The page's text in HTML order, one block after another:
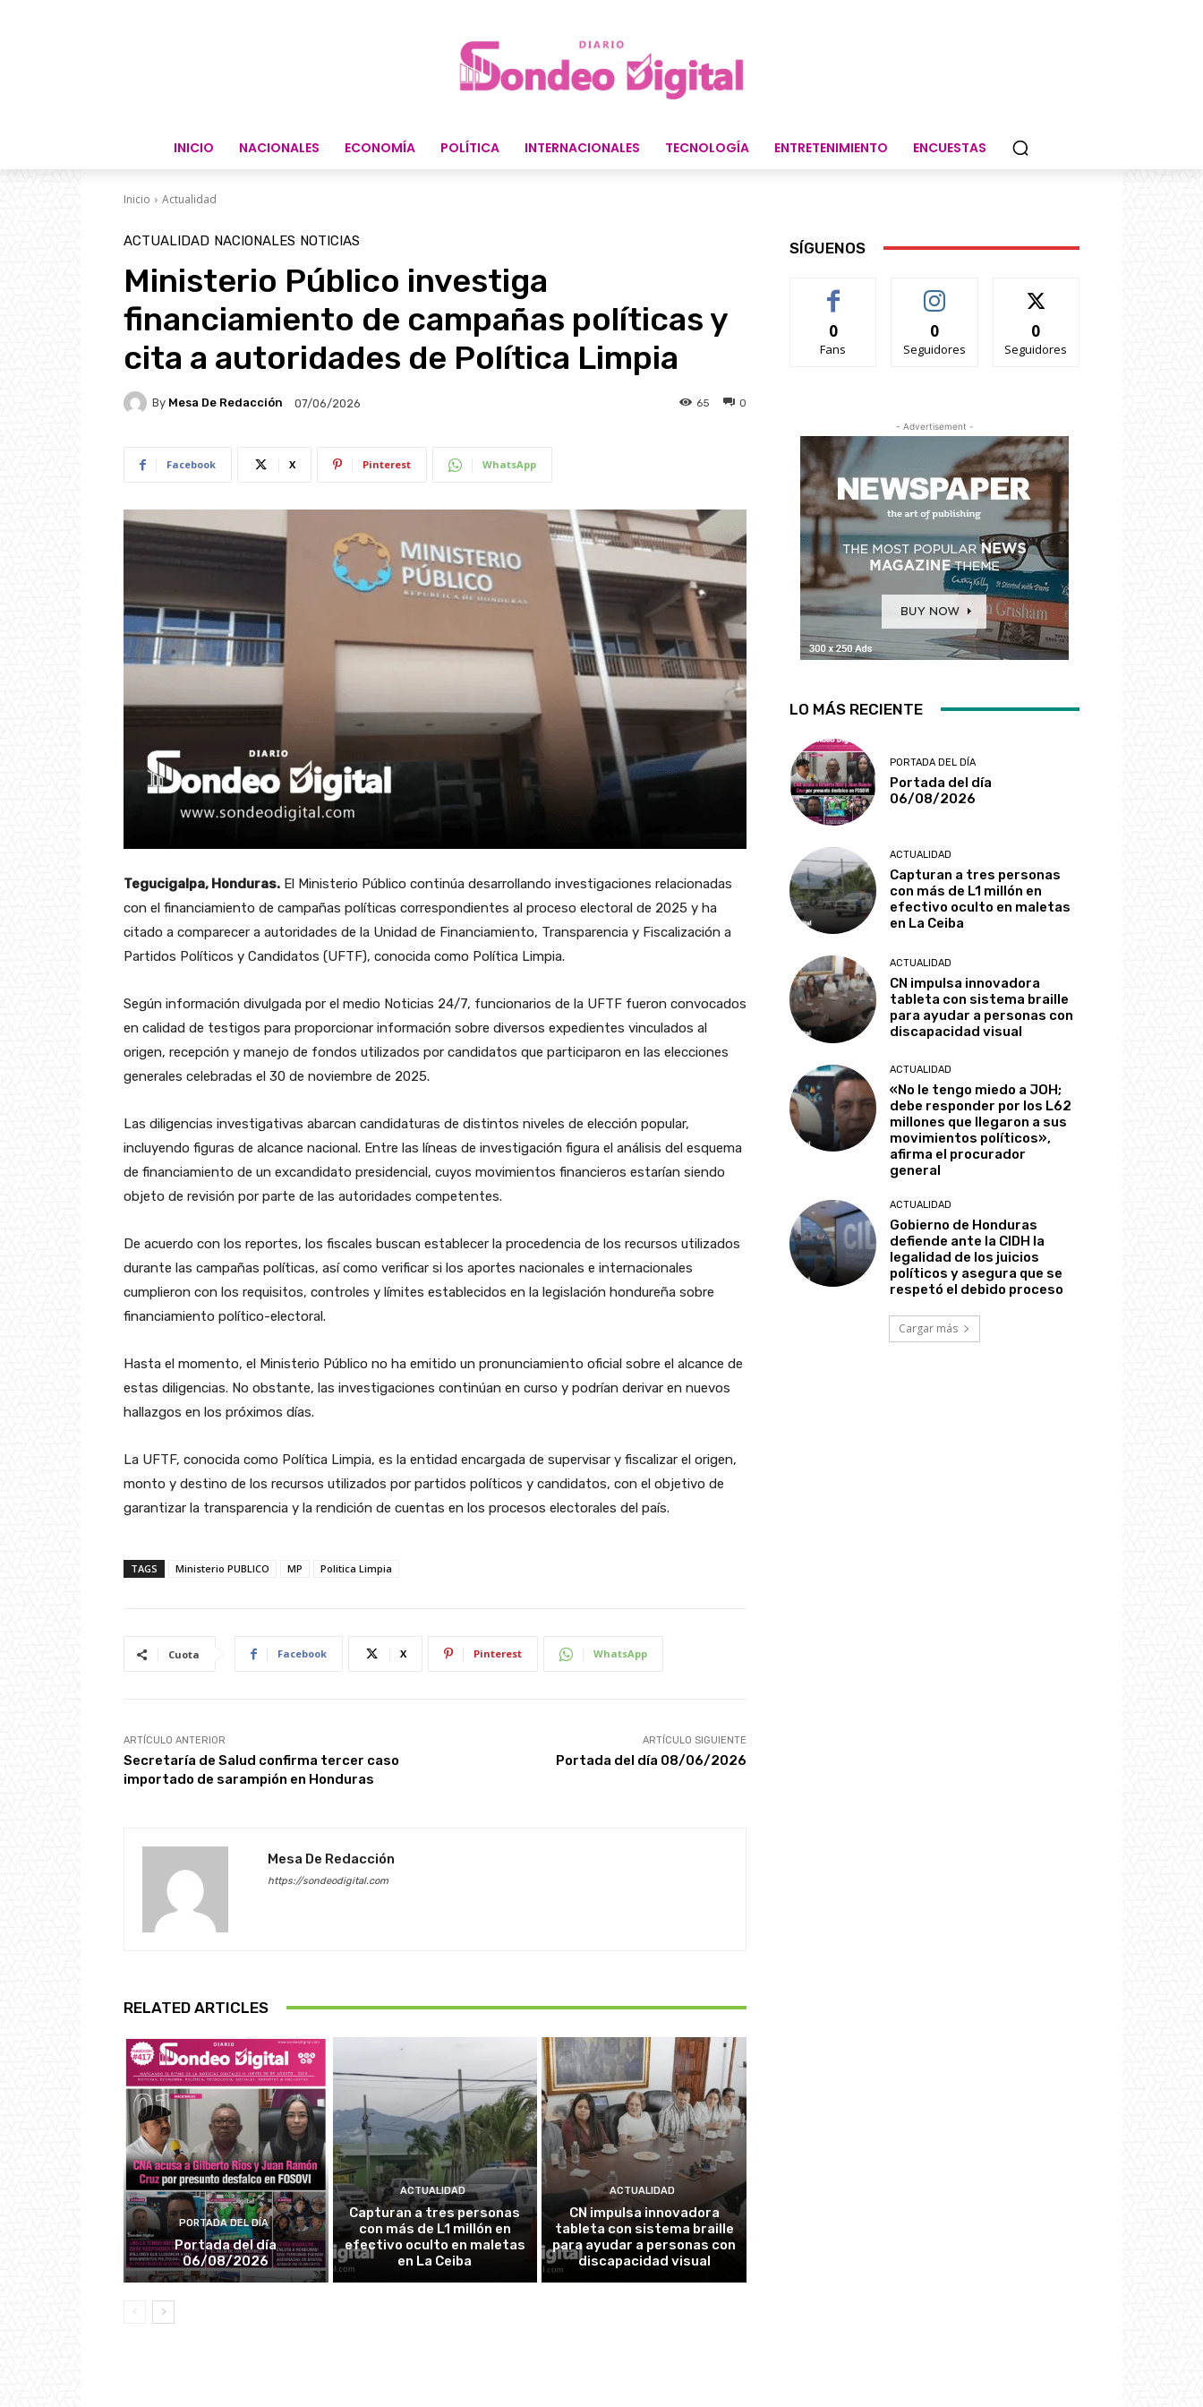
INICIO NACIONALES ECONOMÍA POLÍTICA INTERNACIONALES TECNOLOGÍA ENTRETENIMIENTO ENCUESTAS
Inicio Actualidad
ACTUALIDAD NACIONALES NOTICIAS
Ministerio Público investiga
financiamiento de campañas políticas y
cita a autoridades de Política Limpia
By Mesa De Redacción 07/06/2026 0
65
Facebook X Pinterest WhatsApp
Tegucigalpa, Honduras. El Ministerio Público continúa desarrollando investigaciones relacionadas
con el financiamiento de campañas políticas correspondientes al proceso electoral de 2025 y ha
citado a comparecer a autoridades de la Unidad de Financiamiento, Transparencia y Fiscalización a
Partidos Políticos y Candidatos (UFTF), conocida como Política Limpia.
Según información divulgada por el medio Noticias 24/7, funcionarios de la UFTF fueron convocados
en calidad de testigos para proporcionar información sobre diversos expedientes vinculados al
origen, recepción y manejo de fondos utilizados por candidatos que participaron en las elecciones
generales celebradas el 30 de noviembre de 2025.
Las diligencias investigativas abarcan candidaturas de distintos niveles de elección popular,
incluyendo figuras de alcance nacional. Entre las líneas de investigación figura el análisis del esquema
de financiamiento de un excandidato presidencial, cuyos movimientos financieros estarían siendo
objeto de revisión por parte de las autoridades competentes.
De acuerdo con los reportes, los fiscales buscan establecer la procedencia de los recursos utilizados
durante las campañas políticas, así como verificar si los aportes nacionales e internacionales
cumplieron con los requisitos, controles y límites establecidos en la legislación hondureña sobre
financiamiento político-electoral.
Hasta el momento, el Ministerio Público no ha emitido un pronunciamiento oficial sobre el alcance de
estas diligencias. No obstante, las investigaciones continúan en curso y podrían derivar en nuevos
hallazgos en los próximos días.
La UFTF, conocida como Política Limpia, es la entidad encargada de supervisar y fiscalizar el origen,
monto y destino de los recursos utilizados por partidos políticos y candidatos, con el objetivo de
garantizar la transparencia y la rendición de cuentas en los procesos electorales del país.
TAGS Ministerio PUBLICO MP Politica Limpia
Cuota Facebook X Pinterest WhatsApp
ARTÍCULO ANTERIOR
Secretaría de Salud confirma tercer caso
importado de sarampión en Honduras
ARTÍCULO SIGUIENTE
Portada del día 08/06/2026
Mesa De Redacción
https://sondeodigital.com
RELATED ARTICLES
PORTADA DEL DÍA
Portada del día
06/08/2026
ACTUALIDAD
Capturan a tres personas
con más de L1 millón en
efectivo oculto en maletas
en La Ceiba
ACTUALIDAD
CN impulsa innovadora
tableta con sistema braille
para ayudar a personas con
discapacidad visual
SÍGUENOS
0
Fans
0
Seguidores
0
Seguidores
- Advertisement -
LO MÁS RECIENTE
PORTADA DEL DÍA
Portada del día
06/08/2026
ACTUALIDAD
Capturan a tres personas
con más de L1 millón en
efectivo oculto en maletas
en La Ceiba
ACTUALIDAD
CN impulsa innovadora
tableta con sistema braille
para ayudar a personas con
discapacidad visual
ACTUALIDAD
«No le tengo miedo a JOH;
debe responder por los L62
millones que llegaron a sus
movimientos políticos»,
afirma el procurador
general
ACTUALIDAD
Gobierno de Honduras
defiende ante la CIDH la
legalidad de los juicios
políticos y asegura que se
respetó el debido proceso
Cargar más